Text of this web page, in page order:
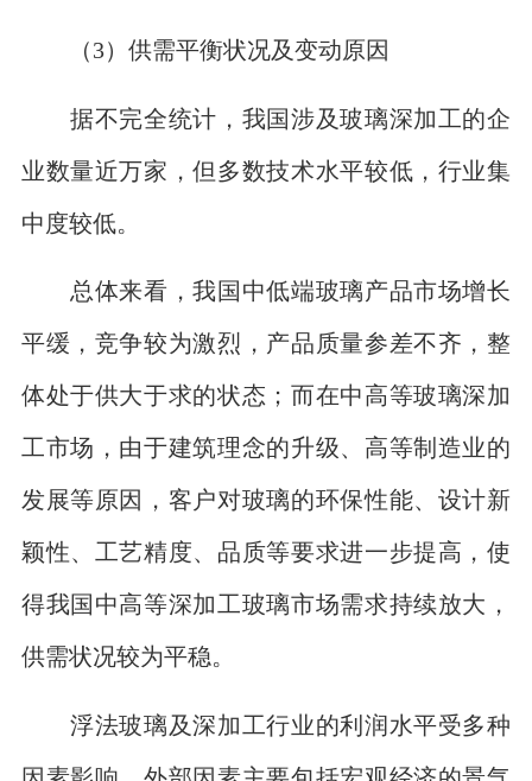
（3）供需平衡状况及变动原因
据不完全统计，我国涉及玻璃深加工的企
业数量近万家，但多数技术水平较低，行业集
中度较低。
总体来看，我国中低端玻璃产品市场增长
平缓，竞争较为激烈，产品质量参差不齐，整
体处于供大于求的状态；而在中高等玻璃深加
工市场，由于建筑理念的升级、高等制造业的
发展等原因，客户对玻璃的环保性能、设计新
颖性、工艺精度、品质等要求进一步提高，使
得我国中高等深加工玻璃市场需求持续放大，
供需状况较为平稳。
浮法玻璃及深加工行业的利润水平受多种